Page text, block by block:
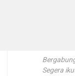
Segera